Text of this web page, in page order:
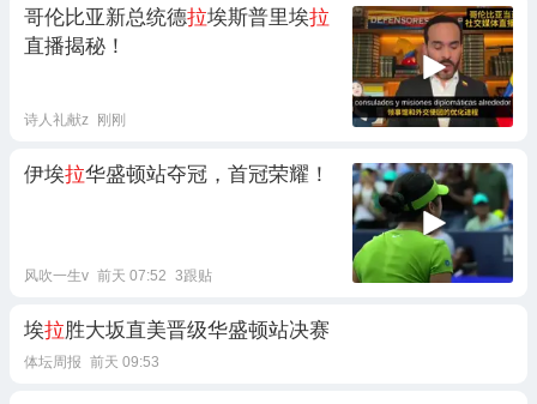
哥伦比亚新总统德拉埃斯普里埃拉
直播揭秘！
诗人礼献z 刚刚
伊埃拉华盛顿站夺冠，首冠荣耀！
风吹一生v 前天 07:52 3跟贴
埃拉胜大坂直美晋级华盛顿站决赛
体坛周报 前天 09:53